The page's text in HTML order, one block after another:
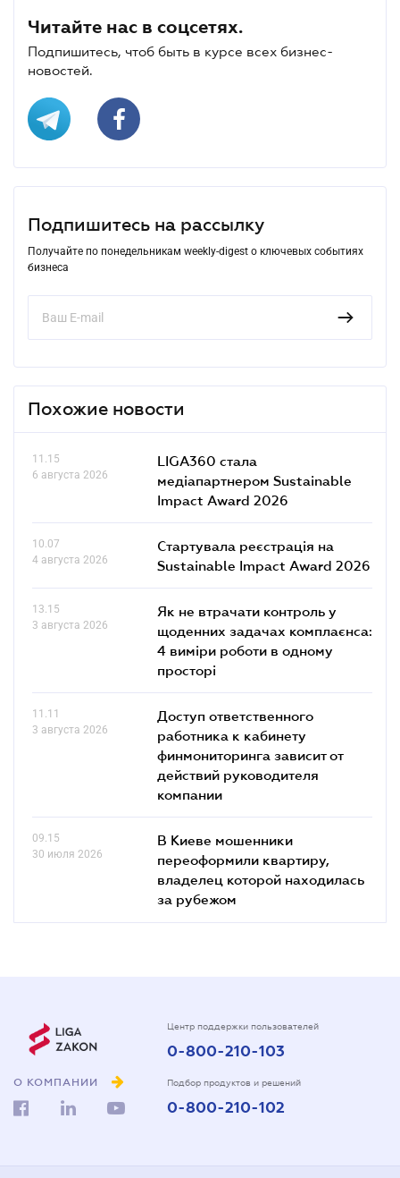
Читайте нас в соцсетях.
Подпишитесь, чтоб быть в курсе всех бизнес-
новостей.
Подпишитесь на рассылку
Получайте по понедельникам weekly-digest о ключевых событиях
бизнеса
Похожие новости
11.15
6 августа 2026
LIGA360 стала
медіапартнером Sustainable
Impact Award 2026
10.07
4 августа 2026
Стартувала реєстрація на
Sustainable Impact Award 2026
13.15
3 августа 2026
Як не втрачати контроль у
щоденних задачах комплаєнса:
4 виміри роботи в одному
просторі
11.11
3 августа 2026
Доступ ответственного
работника к кабинету
финмониторинга зависит от
действий руководителя
компании
09.15
30 июля 2026
В Киеве мошенники
переоформили квартиру,
владелец которой находилась
за рубежом
О КОМПАНИИ
Центр поддержки пользователей
0-800-210-103
Подбор продуктов и решений
0-800-210-102